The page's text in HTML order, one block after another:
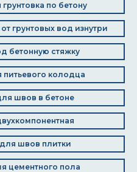
по бетону
грунтовых вод изнутри
бетонную стяжку
колодца
швов в бетоне
швов плитки
цементного пола